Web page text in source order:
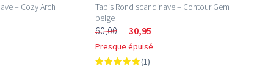
– Cozy Arch
Tapis Rond scandinave – Contour Gem
beige
60,00 30,95
Presque épuisé
(1)